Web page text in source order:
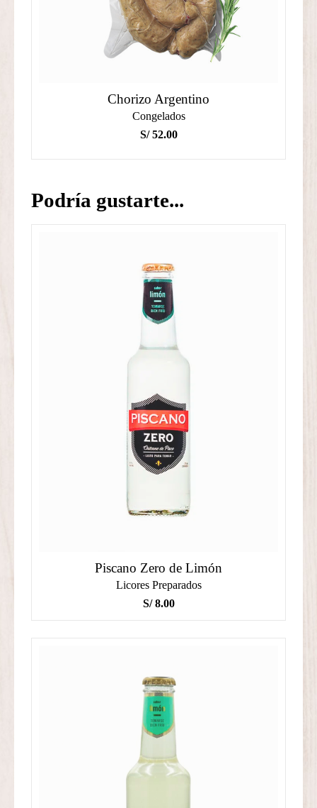
Chorizo Argentino
Congelados
S/52.00
Podría gustarte...
Piscano Zero de Limón
Licores Preparados
S/8.00